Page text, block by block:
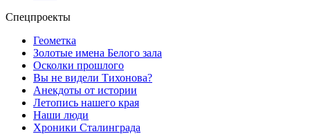
Спецпроекты
Геометка
Золотые имена Белого зала
Осколки прошлого
Вы не видели Тихонова?
Анекдоты от истории
Летопись нашего края
Наши люди
Хроники Сталинграда